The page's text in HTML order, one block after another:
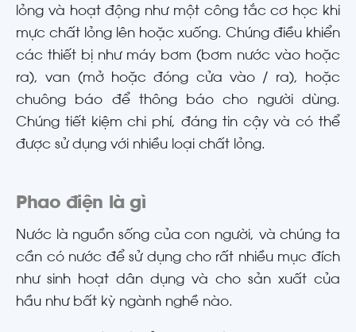
lỏng và hoạt động như một công tắc cơ học khi
mực chất lỏng lên hoặc xuống. Chúng điều khiển
các thiết bị như máy bơm (bơm nước vào hoặc
ra), van (mở hoặc đóng cửa vào / ra), hoặc
chuông báo để thông báo cho người dùng.
Chúng tiết kiệm chi phí, đáng tin cậy và có thể
được sử dụng với nhiều loại chất lỏng.
Phao điện là gì
Nước là nguồn sống của con người, và chúng ta
cần có nước để sử dụng cho rất nhiều mục đích
như sinh hoạt dân dụng và cho sản xuất của
hầu như bất kỳ ngành nghề nào.